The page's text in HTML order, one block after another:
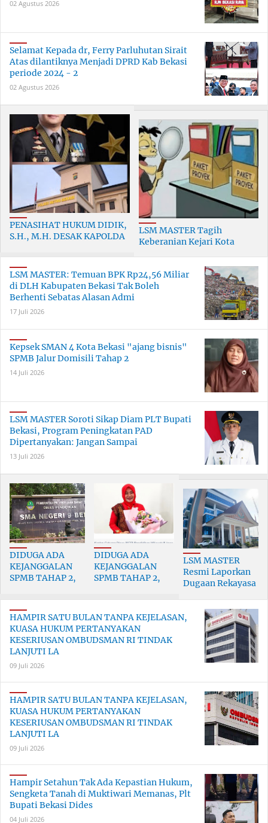
02 Agustus 2026
Selamat Kepada dr, Ferry Parluhutan Sirait
Atas dilantiknya Menjadi DPRD Kab Bekasi
periode 2024 - 2
02 Agustus 2026
PENASIHAT HUKUM DIDIK,
S.H., M.H. DESAK KAPOLDA
TANGAN, LAPORAN NOMOR
LP/B/2524/IV/
LSM MASTER Tagih
Keberanian Kejari Kota
Dugaan Rekayasa Tender
DBMSDA Berakhi
LSM MASTER: Temuan BPK Rp24,56 Miliar
di DLH Kabupaten Bekasi Tak Boleh
Berhenti Sebatas Alasan Admi
17 Juli 2026
Kepsek SMAN 4 Kota Bekasi "ajang bisnis"
SPMB Jalur Domisili Tahap 2
14 Juli 2026
LSM MASTER Soroti Sikap Diam PLT Bupati
Bekasi, Program Peningkatan PAD
Dipertanyakan: Jangan Sampai
13 Juli 2026
DIDUGA ADA
KEJANGGALAN
SPMB TAHAP 2,
AKAN LAPORKAN
KE KCD WILAYAH
III JAWA BARAT
DIDUGA ADA
KEJANGGALAN
SPMB TAHAP 2,
AKAN LAPORKAN
III JAWA BARAT
LSM MASTER
Resmi Laporkan
Dugaan Rekayasa
Negeri Kota
Bekasi
HAMPIR SATU BULAN TANPA KEJELASAN,
KUASA HUKUM PERTANYAKAN
KESERIUSAN OMBUDSMAN RI TINDAK
LANJUTI LA
09 Juli 2026
HAMPIR SATU BULAN TANPA KEJELASAN,
KUASA HUKUM PERTANYAKAN
KESERIUSAN OMBUDSMAN RI TINDAK
LANJUTI LA
09 Juli 2026
Hampir Setahun Tak Ada Kepastian Hukum,
Sengketa Tanah di Muktiwari Memanas, Plt
Bupati Bekasi Dides
04 Juli 2026